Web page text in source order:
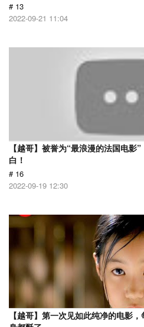
# 13
2022-09-21 11:04
【越哥】被誉为“最浪漫的法国电影
白！
# 16
2022-09-19 12:30
【越哥】第一次见如此纯净的电影